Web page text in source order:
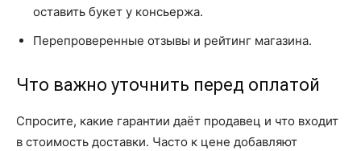
оставить букет у консьержа.
Перепроверенные отзывы и рейтинг магазина.
Что важно уточнить перед оплатой
Спросите, какие гарантии даёт продавец и что входит
в стоимость доставки. Часто к цене добавляют